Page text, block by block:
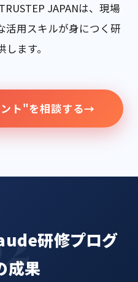
JAPANは、現場
活用スキルが身につく研
ます。
ト"を相談する→
研修プログ
成果